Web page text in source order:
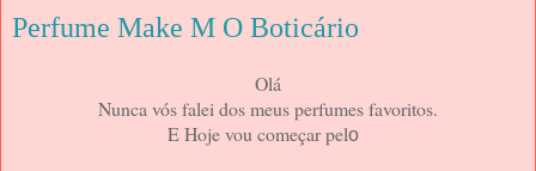
Perfume Make M O Boticário
Olá
Nunca vós falei dos meus perfumes favoritos.
E Hoje vou começar pelo